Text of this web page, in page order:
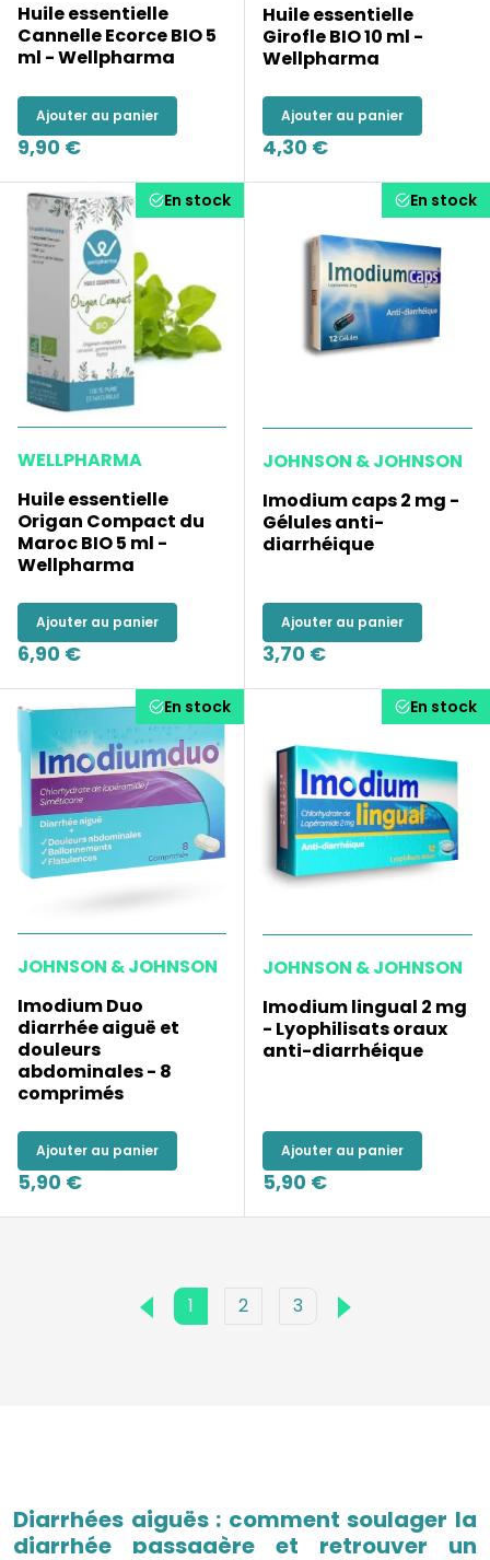
Huile essentielle
Cannelle Ecorce BIO 5
ml - Wellpharma
Ajouter au panier
9,90 €
Huile essentielle
Girofle BIO 10 ml -
Wellpharma
Ajouter au panier
4,30 €
En stock
WELLPHARMA
Huile essentielle
Origan Compact du
Maroc BIO 5 ml -
Wellpharma
Ajouter au panier
6,90 €
En stock
JOHNSON & JOHNSON
Imodium caps 2 mg -
Gélules anti-
diarrhéique
Ajouter au panier
3,70 €
En stock
JOHNSON & JOHNSON
Imodium Duo
diarrhée aiguë et
douleurs
abdominales - 8
comprimés
Ajouter au panier
5,90 €
En stock
JOHNSON & JOHNSON
Imodium lingual 2 mg
- Lyophilisats oraux
anti-diarrhéique
Ajouter au panier
5,90 €
1 2 3
Diarrhées aiguës : comment soulager la
diarrhée passagère et retrouver un